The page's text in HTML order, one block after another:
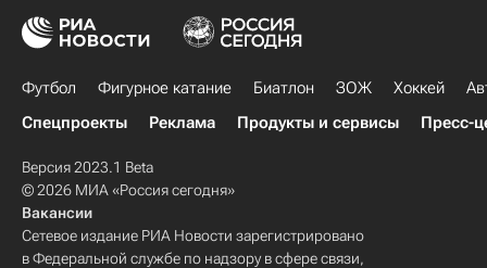
Футбол Фигурное катание Биатлон ЗОЖ Хоккей
Спецпроекты
Реклама Продукты и сервисы Пресс-
Версия 2023.1 Beta
© 2026 МИА «Россия сегодня»
Вакансии
Сетевое издание РИА Новости зарегистрировано
в Федеральной службе по надзору в сфере связи,